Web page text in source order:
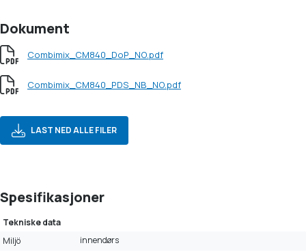
Dokument
Combimix_CM840_DoP_NO.pdf
Combimix_CM840_PDS_NB_NO.pdf
LAST NED ALLE FILER
Spesifikasjoner
Tekniske data
Miljö
innendørs